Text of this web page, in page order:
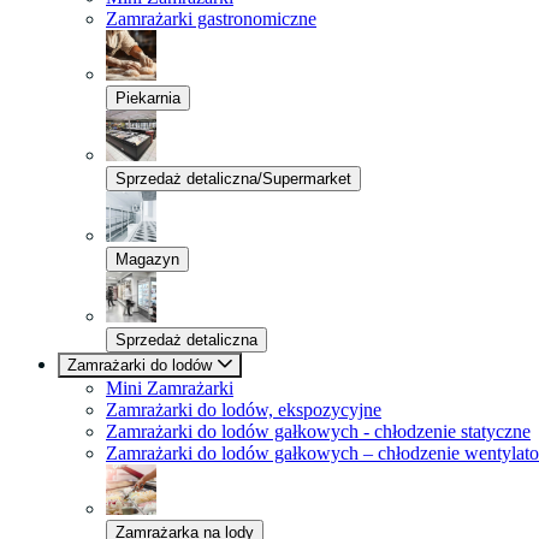
Zamrażarki gastronomiczne
Piekarnia
Sprzedaż detaliczna/Supermarket
Magazyn
Sprzedaż detaliczna
Zamrażarki do lodów
Mini Zamrażarki
Zamrażarki do lodów, ekspozycyjne
Zamrażarki do lodów gałkowych - chłodzenie statyczne
Zamrażarki do lodów gałkowych – chłodzenie
Zamrażarka na lody